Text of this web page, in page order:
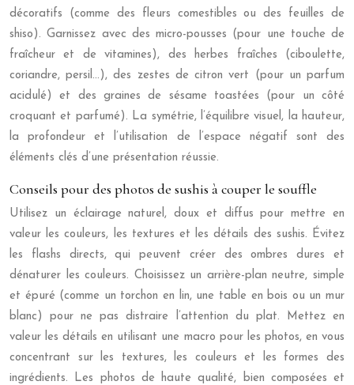
décoratifs (comme des fleurs comestibles ou des feuilles de
shiso). Garnissez avec des micro-pousses (pour une touche de
fraîcheur et de vitamines), des herbes fraîches (ciboulette,
coriandre, persil…), des zestes de citron vert (pour un parfum
acidulé) et des graines de sésame toastées (pour un côté
croquant et parfumé). La symétrie, l’équilibre visuel, la hauteur,
la profondeur et l’utilisation de l’espace négatif sont des
éléments clés d’une présentation réussie.
Conseils pour des photos de sushis à couper le souffle
Utilisez un éclairage naturel, doux et diffus pour mettre en
valeur les couleurs, les textures et les détails des sushis. Évitez
les flashs directs, qui peuvent créer des ombres dures et
dénaturer les couleurs. Choisissez un arrière-plan neutre, simple
et épuré (comme un torchon en lin, une table en bois ou un mur
blanc) pour ne pas distraire l’attention du plat. Mettez en
valeur les détails en utilisant une macro pour les photos, en vous
concentrant sur les textures, les couleurs et les formes des
ingrédients. Les photos de haute qualité, bien composées et